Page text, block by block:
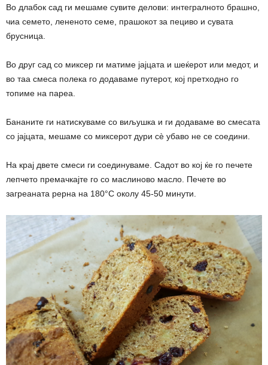
Во длабок сад ги мешаме сувите делови: интегралното брашно,
чиа семето, лененото семе, прашокот за пециво и сувата
брусница.
Во друг сад со миксер ги матиме јајцата и шеќерот или медот, и
во таа смеса полека го додаваме путерот, кој претходно го
топиме на пареа.
Бананите ги натискуваме со виљушка и ги додаваме во смесата
со јајцата, мешаме со миксерот дури сè убаво не се соедини.
На крај двете смеси ги соединуваме. Садот во кој ќе го печете
лепчето премачкајте го со маслиново масло. Печете во
загреаната рерна на 180°С околу 45-50 минути.